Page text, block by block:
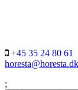
+45 35 24 80 61
horesta@horesta.dk
;